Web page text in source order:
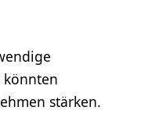
stärken.